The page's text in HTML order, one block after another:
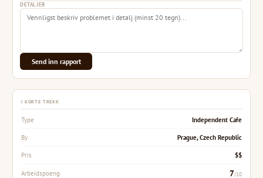
DETALJER
Send inn rapport
I KORTE TREKK
Type Independent Cafe
By Prague, Czech Republic
Pris $$
Arbeidspoeng 7/10